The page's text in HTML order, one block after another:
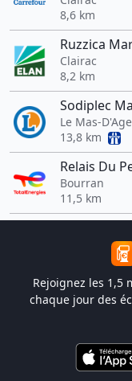
8,6 km
Ruzzica
Clairac
8,2 km
Sodiplec
Le Mas-
13,8 km
Relais Du
Bourran
11,5 km
Rejoignez les
chaque jour des